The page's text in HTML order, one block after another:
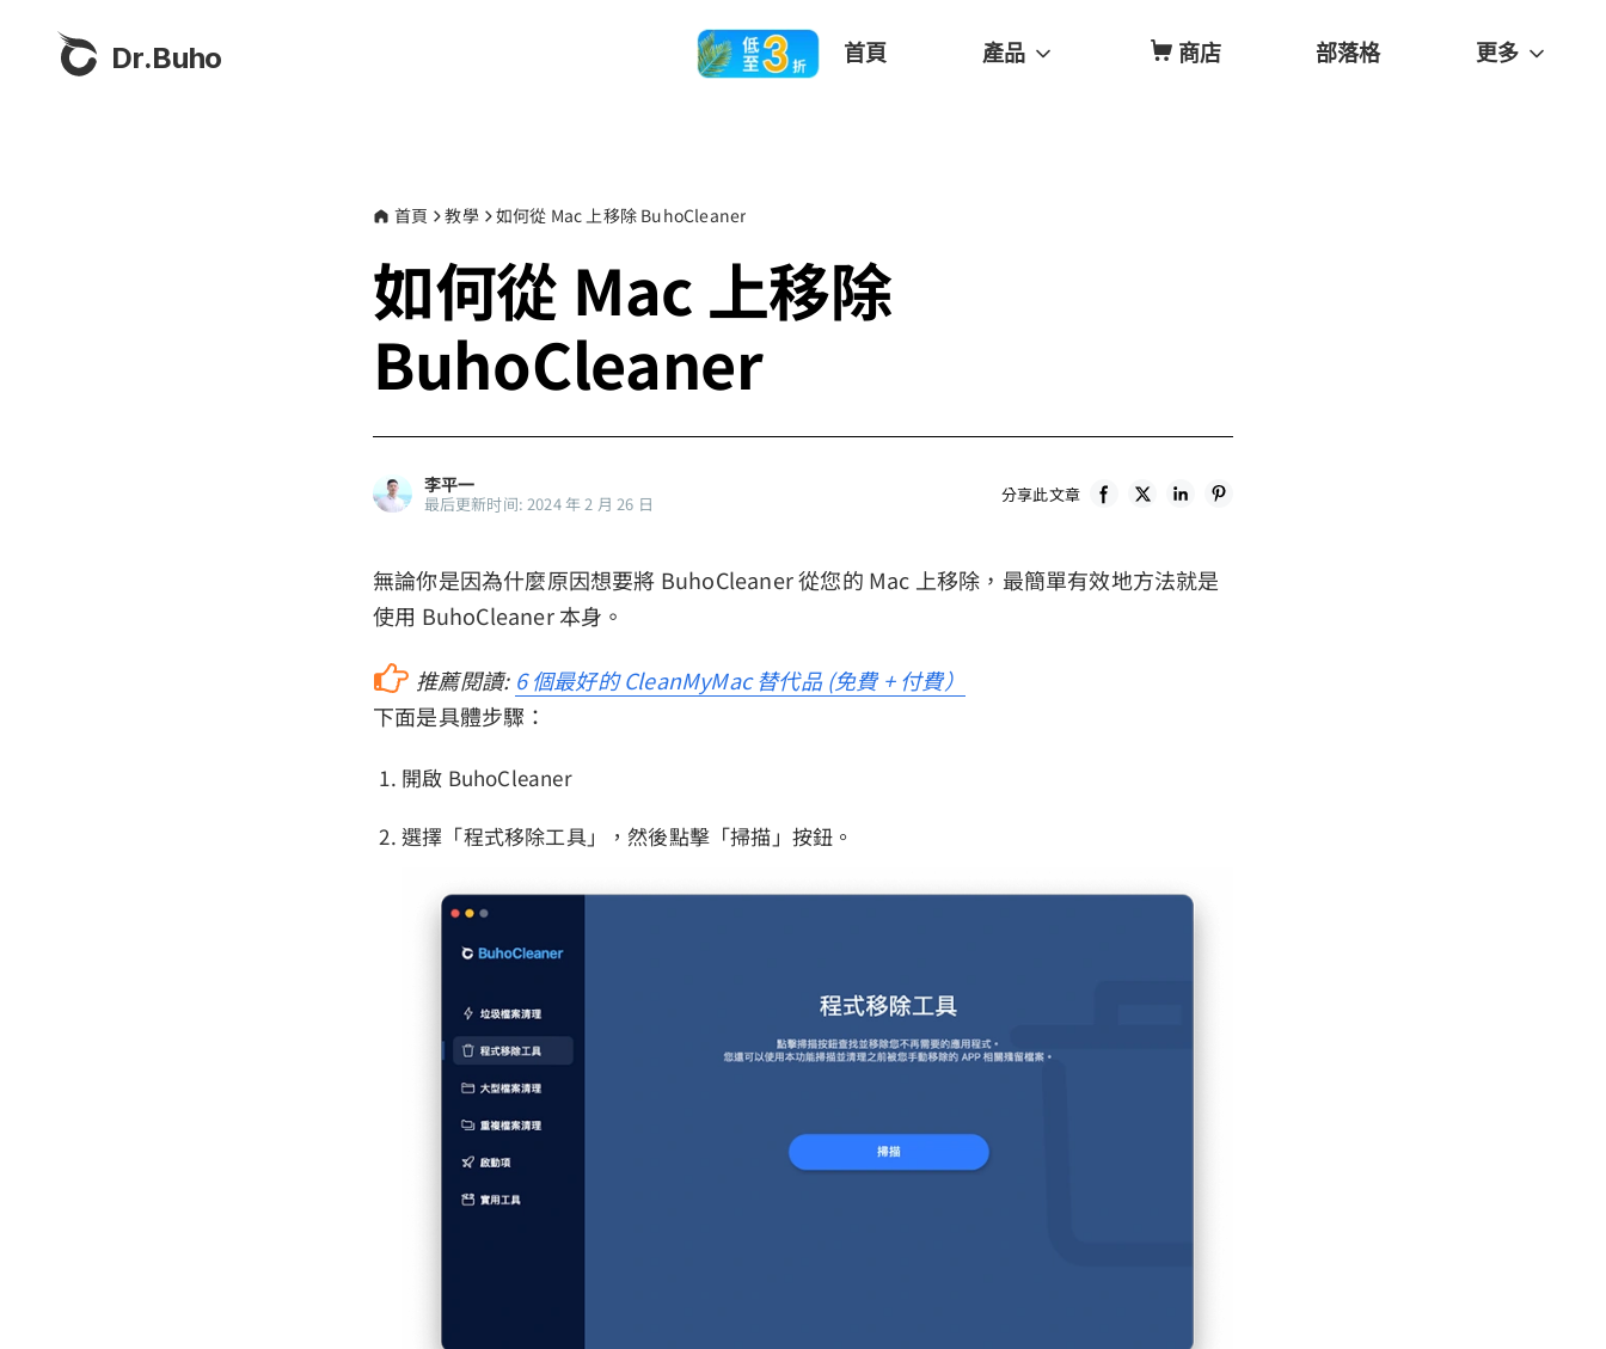
Dr.Buho 首頁 產品 商店 部落格 更多
首頁 教學 如何從 Mac 上移除 BuhoCleaner
如何從 Mac 上移除
BuhoCleaner
李平一
最后更新时间: 2024 年 2 月 26 日 分享此文章
無論你是因為什麼原因想要將 BuhoCleaner 從您的 Mac 上移除，最簡單有效地方法就是
使用 BuhoCleaner 本身。
推薦閱讀: 6 個最好的 CleanMyMac 替代品 (免費 + 付費）
下面是具體步驟：
開啟 BuhoCleaner
選擇「程式移除工具」，然後點擊「掃描」按鈕。